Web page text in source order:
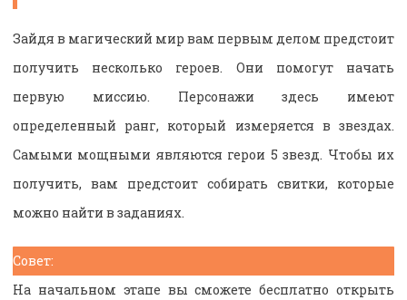
Зайдя в магический мир вам первым делом предстоит
получить несколько героев. Они помогут начать
первую миссию. Персонажи здесь имеют
определенный ранг, который измеряется в звездах.
Самыми мощными являются герои 5 звезд. Чтобы их
получить, вам предстоит собирать свитки, которые
можно найти в заданиях.
Совет:
На начальном этапе вы сможете бесплатно открыть